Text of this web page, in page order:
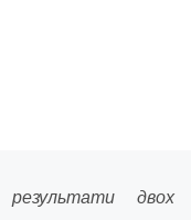
результати двох